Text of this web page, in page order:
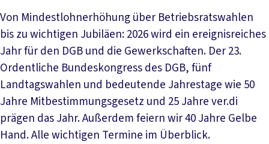
Von Mindestlohnerhöhung über Betriebsratswahlen
bis zu wichtigen Jubiläen: 2026 wird ein ereignisreiches
Jahr für den DGB und die Gewerkschaften. Der 23.
Ordentliche Bundeskongress des DGB, fünf
Landtagswahlen und bedeutende Jahrestage wie 50
Jahre Mitbestimmungsgesetz und 25 Jahre ver.di
prägen das Jahr. Außerdem feiern wir 40 Jahre Gelbe
Hand. Alle wichtigen Termine im Überblick.